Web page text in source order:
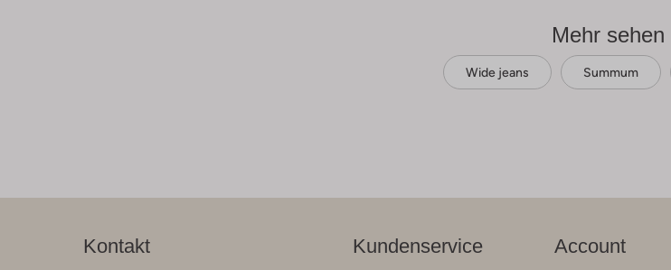
Mehr sehen
Wide jeans Summum
Kontakt Kundenservice Account